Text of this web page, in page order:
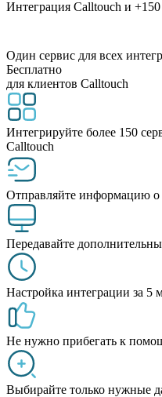
Интеграция Calltouch и
Один сервис для всех
Бесплатно
для клиентов Calltouch
Интегрируйте более 150
Calltouch
Отправляйте информацию о
Передавайте
Настройка интеграции за 5
Не нужно прибегать к
Выбирайте только нужные